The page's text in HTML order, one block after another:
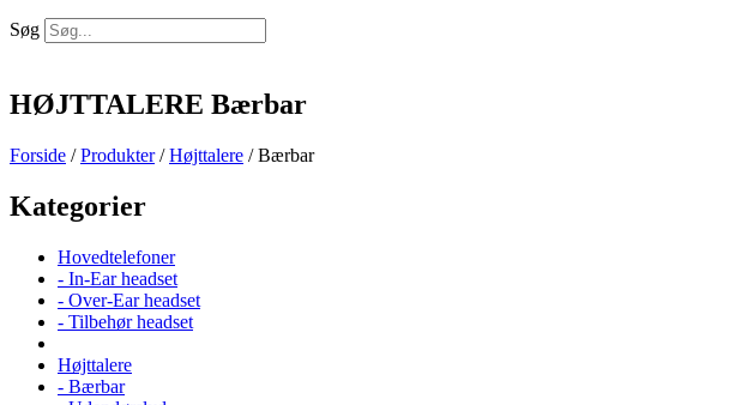
Søg
HØJTTALERE Bærbar
Forside /Produkter/Højttalere / Bærbar
Kategorier
Hovedtelefoner
- In-Ear headset
- Over-Ear headset
- Tilbehør headset
Højttalere
- Bærbar